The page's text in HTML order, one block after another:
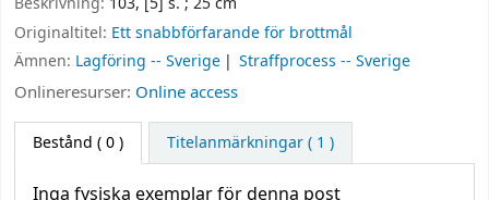
Originaltitel: Ett snabbförfarande för brottmål
Ämnen: Lagföring -- Sverige Straffprocess -- Sverige
Onlineresurser: Online access
Bestånd ( 0 ) Titelanmärkningar ( 1 )
Inga fysiska exemplar för denna post